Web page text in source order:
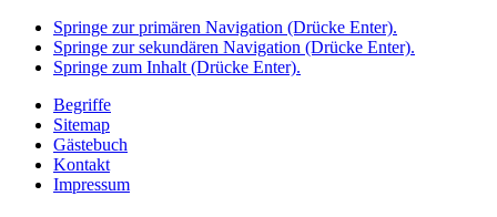
Springe zur primären Navigation (Drücke Enter).
Springe zur sekundären Navigation (Drücke Enter).
Springe zum Inhalt (Drücke Enter).
Begriffe
Sitemap
Gästebuch
Kontakt
Impressum